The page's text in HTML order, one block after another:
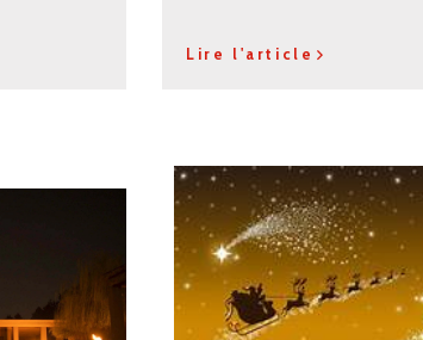
Lire l'article